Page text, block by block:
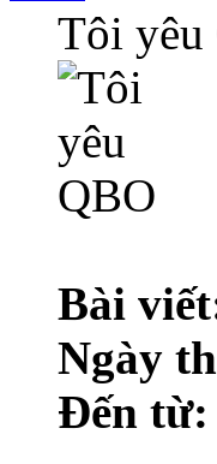
Tôi yêu
Bài
Ngày
Đến từ: